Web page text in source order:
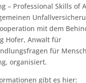
– Professional Skills of
mit dem
Hofer, Anwalt für
für
organisiert.
gibt es hier: